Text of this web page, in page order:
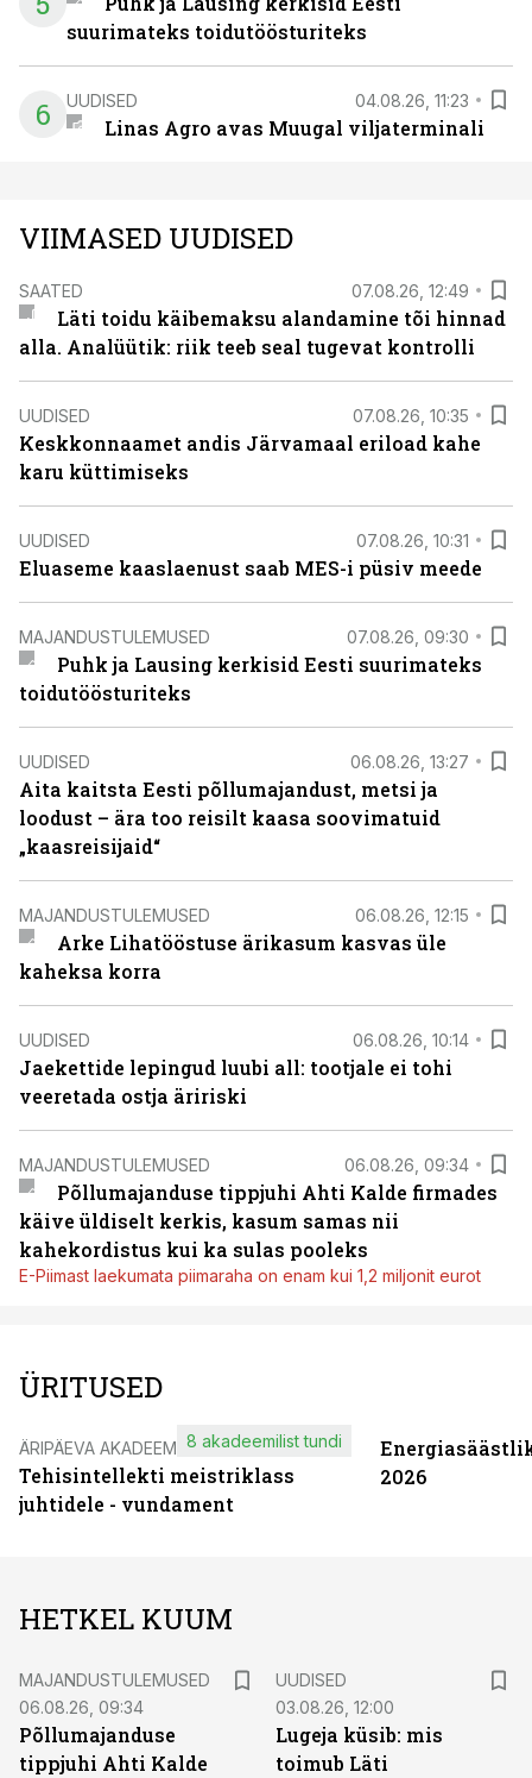
suurimateks toidutöösturiteks
6 UUDISED 04.08.26, 11:23
Linas Agro avas Muugal viljaterminali
VIIMASED UUDISED
SAATED 07.08.26, 12:49
Läti toidu käibemaksu alandamine tõi hinnad
alla. Analüütik: riik teeb seal tugevat kontrolli
UUDISED 07.08.26, 10:35
Keskkonnaamet andis Järvamaal eriload kahe
karu küttimiseks
UUDISED 07.08.26, 10:31
Eluaseme kaaslaenust saab MES-i püsiv meede
MAJANDUSTULEMUSED 07.08.26, 09:30
Puhk ja Lausing kerkisid Eesti suurimateks
toidutöösturiteks
UUDISED 06.08.26, 13:27
Aita kaitsta Eesti põllumajandust, metsi ja
loodust – ära too reisilt kaasa soovimatuid
„kaasreisijaid“
MAJANDUSTULEMUSED 06.08.26, 12:15
Arke Lihatööstuse ärikasum kasvas üle
kaheksa korra
UUDISED 06.08.26, 10:14
Jaekettide lepingud luubi all: tootjale ei tohi
veeretada ostja äririski
MAJANDUSTULEMUSED 06.08.26, 09:34
Põllumajanduse tippjuhi Ahti Kalde firmades
käive üldiselt kerkis, kasum samas nii
kahekordistus kui ka sulas pooleks
E-Piimast laekumata piimaraha on enam kui 1,2 miljonit eurot
ÜRITUSED
ÄRIPÄEVA AKADEEMIA
Tehisintellekti meistriklass
juhtidele - vundament
8 akadeemilist tundi
2026
HETKEL KUUM
MAJANDUSTULEMUSED
06.08.26, 09:34
Põllumajanduse
tippjuhi Ahti Kalde
UUDISED
03.08.26, 12:00
Lugeja küsib: mis
toimub Läti